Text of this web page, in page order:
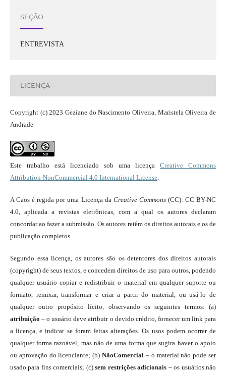
SEÇÃO
ENTREVISTA
LICENÇA
Copyright (c) 2023 Geziane do Nascimento Oliveira, Maristela Oliveira de
Andrade
Este trabalho está licenciado sob uma licençaCreative Commons
Attribution-NonCommercial 4.0 International License.
A Caos é regida por uma Licença da Creative Commons(CC): CC BY-NC
4.0, aplicada a revistas eletrônicas, com a qual os autores declaram
concordar ao fazer a submissão. Os autores retêm os direitos autorais e os de
publicação completos.
Segundo essa licença, os autores são os detentores dos direitos autorais
(copyright) de seus textos, e concedem direitos de uso para outros, podendo
qualquer usuário copiar e redistribuir o material em qualquer suporte ou
formato, remixar, transformar e criar a partir do material, ou usá-lo de
qualquer outro propósito lícito, observando os seguintes termos: (a)
atribuição – o usuário deve atribuir o devido crédito, fornecer um link para
a licença, e indicar se foram feitas alterações. Os usos podem ocorrer de
qualquer forma razoável, mas não de uma forma que sugira haver o apoio
ou aprovação do licenciante; (b)NãoComercial – o material não pode ser
usado para fins comerciais; (c)sem restrições adicionais – os usuários não